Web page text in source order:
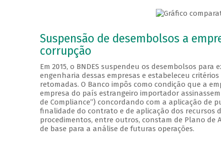
Suspensão de desembolsos a
corrupção
Em 2015, o BNDES suspendeu os desembolsos para
engenharia dessas empresas e estabeleceu
retomadas. O Banco impôs como condição que a
empresa do país estrangeiro importador
de Compliance”) concordando com a aplicação de
finalidade do contrato e de aplicação dos recursos
procedimentos, entre outros, constam de Plano de
de base para a análise de futuras operações.